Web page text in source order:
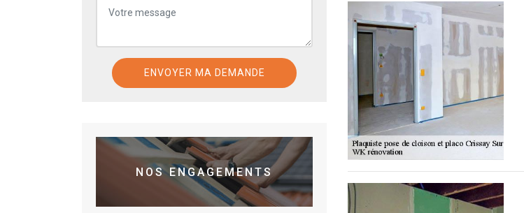
NOS ENGAGEMENTS